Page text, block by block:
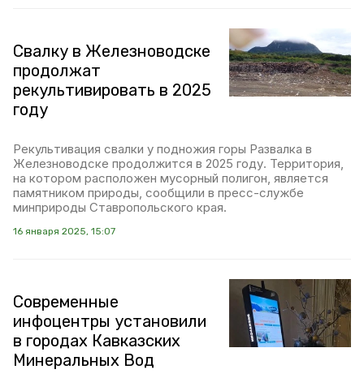
Свалку в Железноводске
продолжат
рекультивировать в 2025
году
Рекультивация свалки у подножия горы Развалка в
Железноводске продолжится в 2025 году. Территория,
на котором расположен мусорный полигон, является
памятником природы, сообщили в пресс-службе
минприроды Ставропольского края.
16 января 2025, 15:07
Современные
инфоцентры установили
в городах Кавказских
Минеральных Вод